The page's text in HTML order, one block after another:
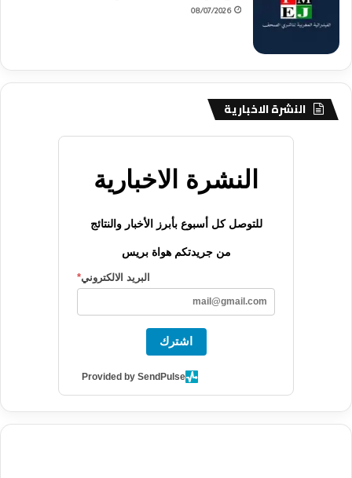
08/07/2026
النشرة الاخبارية
النشرة الاخبارية
للتوصل كل أسبوع بأبرز الأخبار والنتائج
من جريدتكم هواة بريس
البريد الالكتروني*
اشترك
Provided by SendPulse